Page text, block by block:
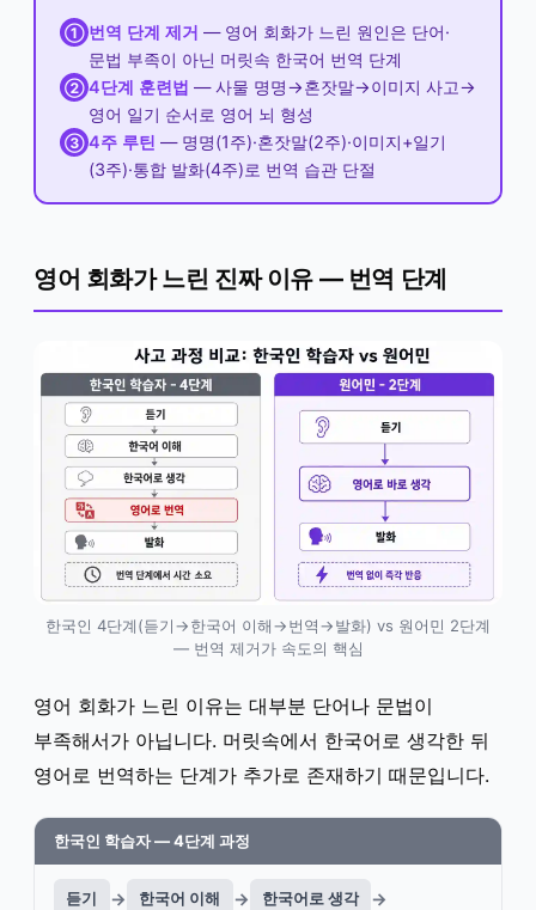
① 번역 단계 제거 — 영어 회화가 느린 원인은 단어·
문법 부족이 아닌 머릿속 한국어 번역 단계
② 4단계 훈련법 — 사물 명명→혼잣말→이미지 사고→
영어 일기 순서로 영어 뇌 형성
③ 4주 루틴 — 명명(1주)·혼잣말(2주)·이미지+일기
(3주)·통합 발화(4주)로 번역 습관 단절
영어 회화가 느린 진짜 이유 — 번역 단계
한국인 4단계(듣기→한국어 이해→번역→발화) vs 원어민 2단계
— 번역 제거가 속도의 핵심
영어 회화가 느린 이유는 대부분 단어나 문법이
부족해서가 아닙니다. 머릿속에서 한국어로 생각한 뒤
영어로 번역하는 단계가 추가로 존재하기 때문입니다.
한국인 학습자 — 4단계 과정
듣기 → 한국어 이해 → 한국어로 생각 →